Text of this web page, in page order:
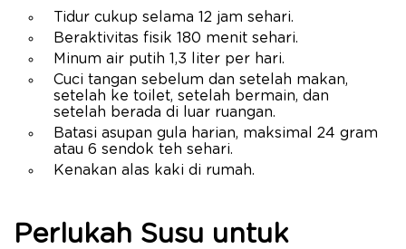
Tidur cukup selama 12 jam sehari.
Beraktivitas fisik 180 menit sehari.
Minum air putih 1,3 liter per hari.
Cuci tangan sebelum dan setelah makan,
setelah ke toilet, setelah bermain, dan
setelah berada di luar ruangan.
Batasi asupan gula harian, maksimal 24 gram
atau 6 sendok teh sehari.
Kenakan alas kaki di rumah.
Perlukah Susu untuk